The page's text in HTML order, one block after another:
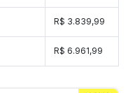
R$ 3.839,99
R$ 6.961,99